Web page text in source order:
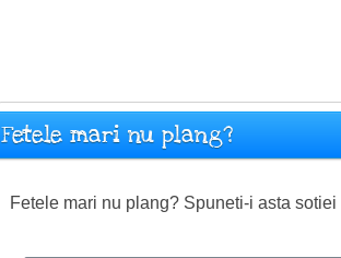
Fetele mari nu plang?
Fetele mari nu plang? Spuneti-i asta